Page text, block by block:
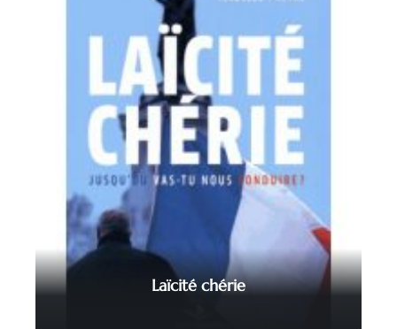
Laïcité chérie